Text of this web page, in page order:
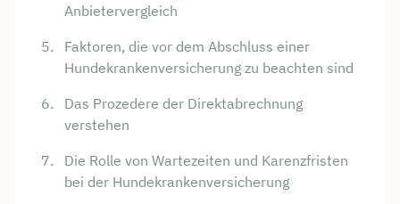
Anbietervergleich
Faktoren, die vor dem Abschluss einer
Hundekrankenversicherung zu beachten sind
Das Prozedere der Direktabrechnung
verstehen
Die Rolle von Wartezeiten und Karenzfristen
bei der Hundekrankenversicherung